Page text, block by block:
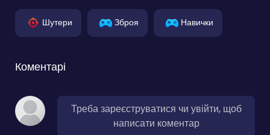
Шутери Зброя Навички
Коментарі
Треба зареєструватися чи увійти, щоб
написати коментар